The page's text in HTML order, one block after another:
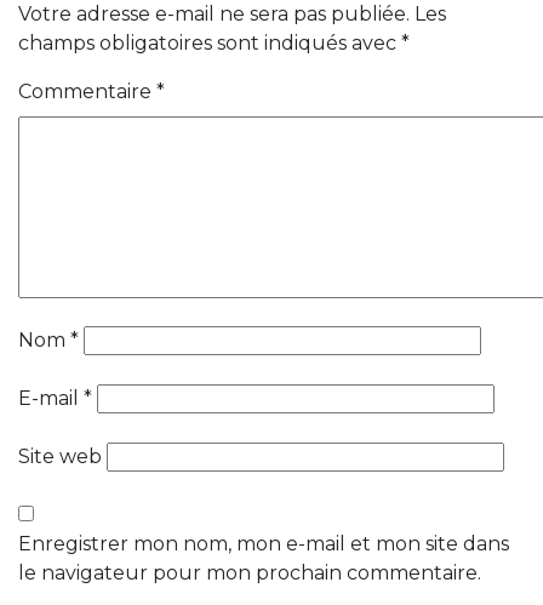
Votre adresse e-mail ne sera pas publiée. Les
champs obligatoires sont indiqués avec *
Commentaire *
Nom *
E-mail *
Site web
Enregistrer mon nom, mon e-mail et mon site dans
le navigateur pour mon prochain commentaire.